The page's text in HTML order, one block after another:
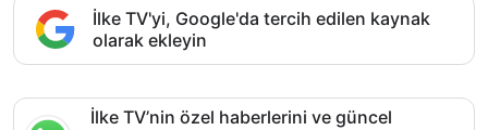
İlke TV'yi, Google'da tercih edilen kaynak
olarak ekleyin
İlke TV’nin özel haberlerini ve güncel